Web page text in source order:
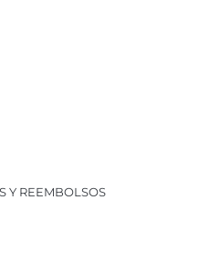
Y REEMBOLSOS